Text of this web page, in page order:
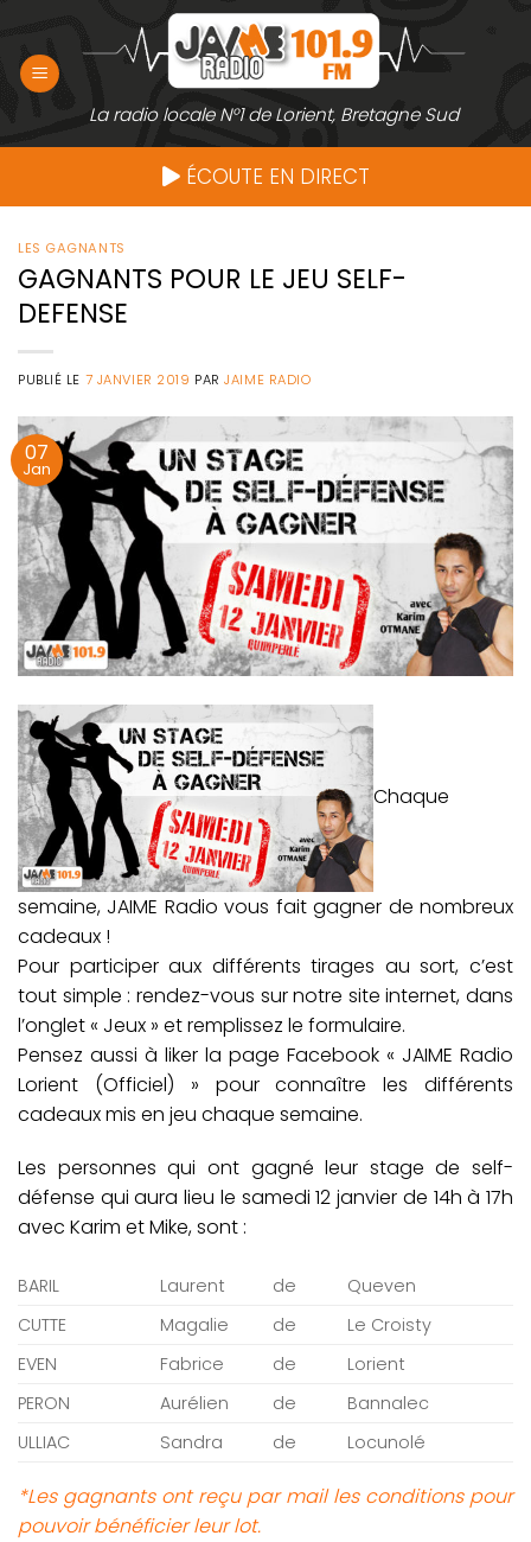
contenu
La radio locale N°1 de Lorient, Bretagne Sud
ÉCOUTE EN DIRECT
LES GAGNANTS
GAGNANTS POUR LE JEU SELF-
DEFENSE
PUBLIÉ LE 7 JANVIER 2019 PARJAIME RADIO
07
Jan
Chaque
semaine, JAIME Radio vous fait gagner de nombreux
cadeaux !
Pour participer aux différents tirages au sort, c’est
tout simple : rendez-vous sur notre site internet, dans
l’onglet « Jeux » et remplissez le formulaire.
Pensez aussi à liker la page Facebook « JAIME Radio
Lorient (Officiel) » pour connaître les différents
cadeaux mis en jeu chaque semaine.
Les personnes qui ont gagné leur stage de self-
défense qui aura lieu le samedi 12 janvier de 14h à 17h
avec Karim et Mike, sont :
BARIL Laurent de
Queven
CUTTE
Magalie de
Le Croisty
EVEN
Fabrice de
Lorient
PERON
Aurélien de
Bannalec
ULLIAC
Sandra de Locunolé
*Les gagnants ont reçu par mail les conditions pour
pouvoir bénéficier leur lot.